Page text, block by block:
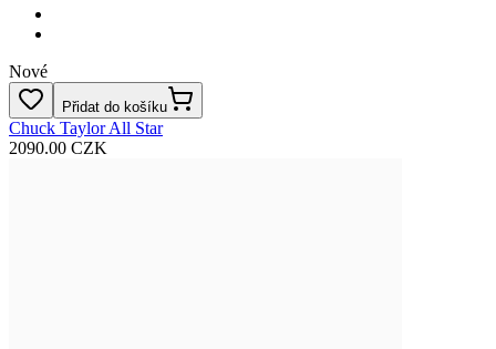
Nové
Přidat do košíku
Chuck Taylor All Star
2090.00 CZK